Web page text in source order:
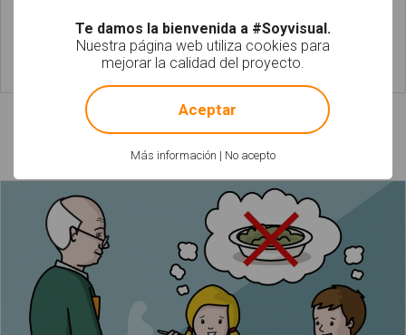
Leer más Leer más
Láminas relacionadas
Te damos la bienvenida a #Soyvisual.
Nuestra página web utiliza cookies para
mejorar la calidad del proyecto.
Más información | No acepto
! Not valid!
Aceptar